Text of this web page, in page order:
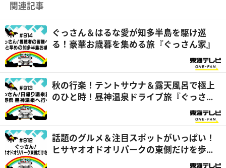
関連記事
ぐっさん＆はるな愛が知多半島を駆け巡
る！豪華お歳暮を集める旅『ぐっさん家』
秋の行楽！テントサウナ＆露天風呂で極上
のひと時！昼神温泉ドライブ旅『ぐっさん
話題のグルメ＆注目スポットがいっぱい！
ヒサヤオオドオリパークの東側だけを歩く